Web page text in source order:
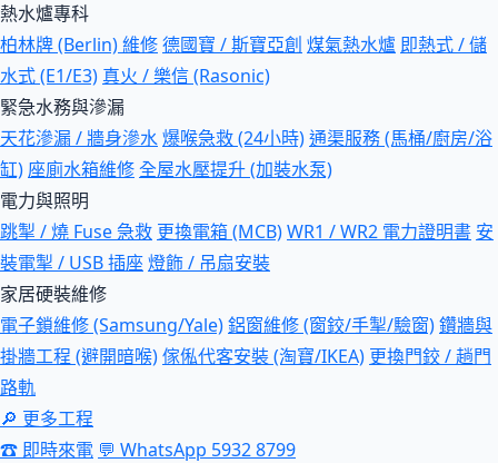
熱水爐專科
柏林牌 (Berlin) 維修德國寶 / 斯寶亞創 煤氣熱水爐 即熱式 / 儲
水式 (E1/E3) 真火 / 樂信 (Rasonic)
緊急水務與滲漏
天花滲漏 / 牆身滲水爆喉急救 (24小時)通渠服務 (馬桶/廚房/浴
缸) 座廁水箱維修全屋水壓提升 (加裝水泵)
電力與照明
跳掣 / 燒 Fuse 急救 更換電箱 (MCB)WR1 / WR2 電力證明書 安
裝電掣 / USB 插座燈飾 / 吊扇安裝
家居硬裝維修
電子鎖維修 (Samsung/Yale)鋁窗維修 (窗鉸/手掣/驗窗)鑽牆與
掛牆工程 (避開暗喉)傢俬代客安裝 (淘寶/IKEA) 更換門鉸 / 趟門
路軌
🔎 更多工程
☎ 即時來電 💬 WhatsApp 5932 8799